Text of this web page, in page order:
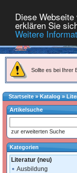
Diese
erklären Sie
Weitere
Sollte es bei Ihrer
Startseite»Katalog »
Artikelsuche
zur erweiterten Suche
Kategorien
Literatur (neu)
Ausbildung